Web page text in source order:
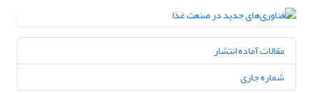
مقالات آماده انتشار
شماره جاری